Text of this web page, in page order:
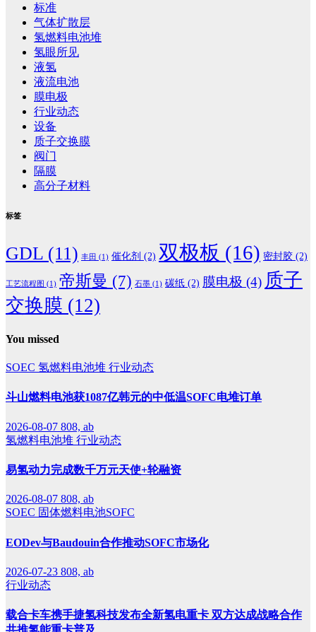
标准
气体扩散层
氢燃料电池堆
氢眼所见
液氢
液流电池
膜电极
行业动态
设备
质子交换膜
阀门
隔膜
高分子材料
标签
GDL (11) 丰田 (1) 催化剂 (2) 双极板 (16) 密封胶 (2)
工艺流程图 (1) 帝斯曼 (7) 石墨 (1) 碳纸 (2) 膜电极 (4) 质子
交换膜 (12)
You missed
SOEC 氢燃料电池堆 行业动态
斗山燃料电池获1087亿韩元的中低温SOFC电堆订单
2026-08-07 808, ab
氢燃料电池堆 行业动态
易氢动力完成数千万元天使+轮融资
2026-08-07 808, ab
SOEC 固体燃料电池SOFC
EODev与Baudouin合作推动SOFC市场化
2026-07-23 808, ab
行业动态
载合卡车携手捷氢科技发布全新氢电重卡 双方达成战略合作
共推氢能重卡普及